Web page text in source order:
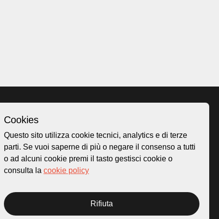
Homepage
Mappa
Storie
Cookies
Questo sito utilizza cookie tecnici, analytics e di terze
parti. Se vuoi saperne di più o negare il consenso a tutti
o ad alcuni cookie premi il tasto gestisci cookie o
consulta la cookie policy
Rifiuta